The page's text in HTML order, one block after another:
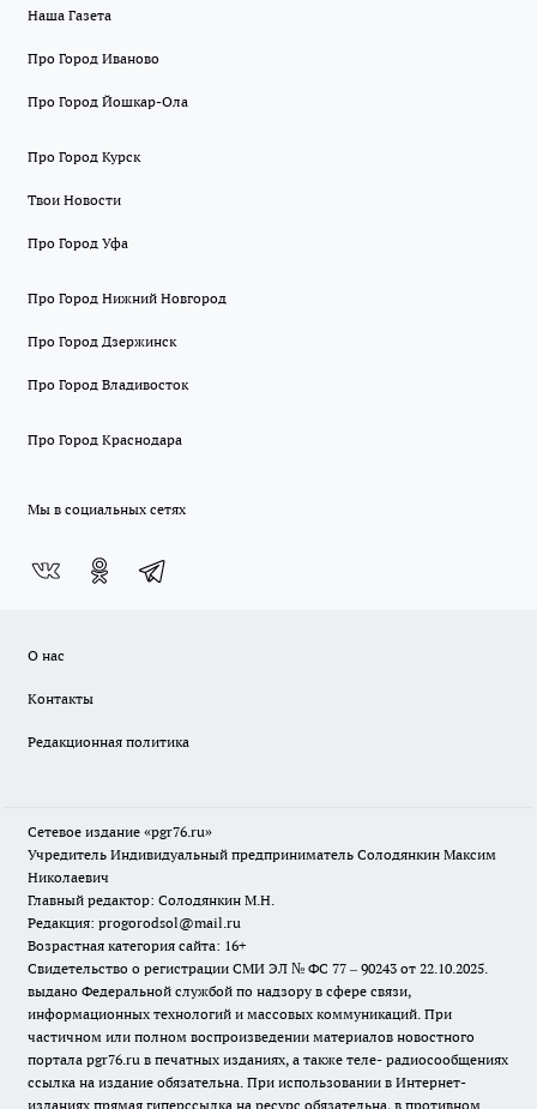
Наша Газета
Про Город Иваново
Про Город Йошкар-Ола
Про Город Курск
Твои Новости
Про Город Уфа
Про Город Нижний Новгород
Про Город Дзержинск
Про Город Владивосток
Про Город Краснодара
Мы в социальных сетях
О нас
Контакты
Редакционная политика
Сетевое издание «pgr76.ru»
Учредитель Индивидуальный предприниматель Солодянкин Максим
Николаевич
Главный редактор: Солодянкин М.Н.
Редакция: progorodsol@mail.ru
Возрастная категория сайта: 16+
Свидетельство о регистрации СМИ ЭЛ № ФС 77 – 90243 от 22.10.2025.
выдано Федеральной службой по надзору в сфере связи,
информационных технологий и массовых коммуникаций. При
частичном или полном воспроизведении материалов новостного
портала pgr76.ru в печатных изданиях, а также теле- радиосообщениях
ссылка на издание обязательна. При использовании в Интернет-
изданиях прямая гиперссылка на ресурс обязательна, в противном